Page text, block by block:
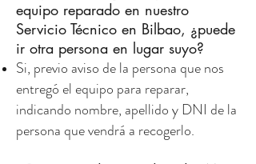
equipo reparado en nuestro
Servicio Técnico en Bilbao, ¿puede
ir otra persona en lugar suyo?
Si, previo aviso de la persona que nos
entregó el equipo para reparar,
indicando nombre, apellido y DNI de la
persona que vendrá a recogerlo.